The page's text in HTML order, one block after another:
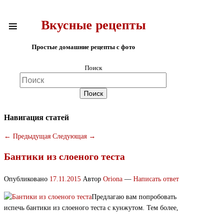
Вкусные рецепты
Простые домашние рецепты с фото
Поиск
Навигация статей
← Предыдущая Следующая →
Бантики из слоеного теста
Опубликовано 17.11.2015 Автор Oriona — Написать ответ
Предлагаю вам попробовать
испечь бантики из слоеного теста с кунжутом. Тем более,